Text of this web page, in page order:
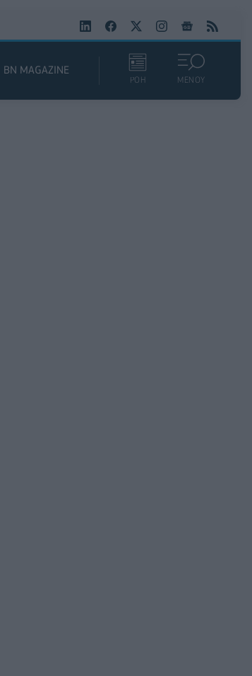
BN MAGAZINE
ΡΟΗ ΜΕΝΟΥ